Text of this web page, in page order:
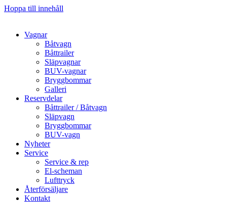
Hoppa till innehåll
Vagnar
Båtvagn
Båttrailer
Släpvagnar
BUV-vagnar
Bryggbommar
Galleri
Reservdelar
Båttrailer / Båtvagn
Släpvagn
Bryggbommar
BUV-vagn
Nyheter
Service
Service & rep
El-scheman
Lufttryck
Återförsäljare
Kontakt